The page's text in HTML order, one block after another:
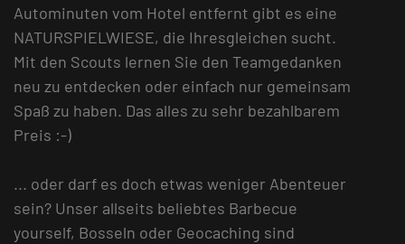
Autominuten vom Hotel entfernt gibt es eine
NATURSPIELWIESE, die Ihresgleichen sucht.
Mit den Scouts lernen Sie den Teamgedanken
neu zu entdecken oder einfach nur gemeinsam
Spaß zu haben. Das alles zu sehr bezahlbarem
Preis :-)
... oder darf es doch etwas weniger Abenteuer
sein? Unser allseits beliebtes Barbecue
yourself, Bosseln oder Geocaching sind